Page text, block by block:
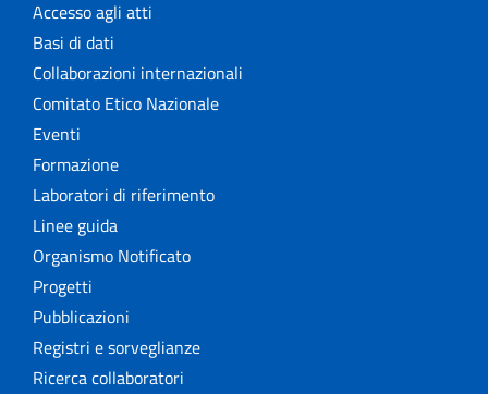
Accesso agli atti
Basi di dati
Collaborazioni internazionali
Comitato Etico Nazionale
Eventi
Formazione
Laboratori di riferimento
Linee guida
Organismo Notificato
Progetti
Pubblicazioni
Registri e sorveglianze
Ricerca collaboratori